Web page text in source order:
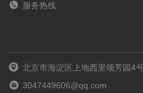
服务热线
北京市海淀区上地西里颂芳园4
3047449606@qq.com